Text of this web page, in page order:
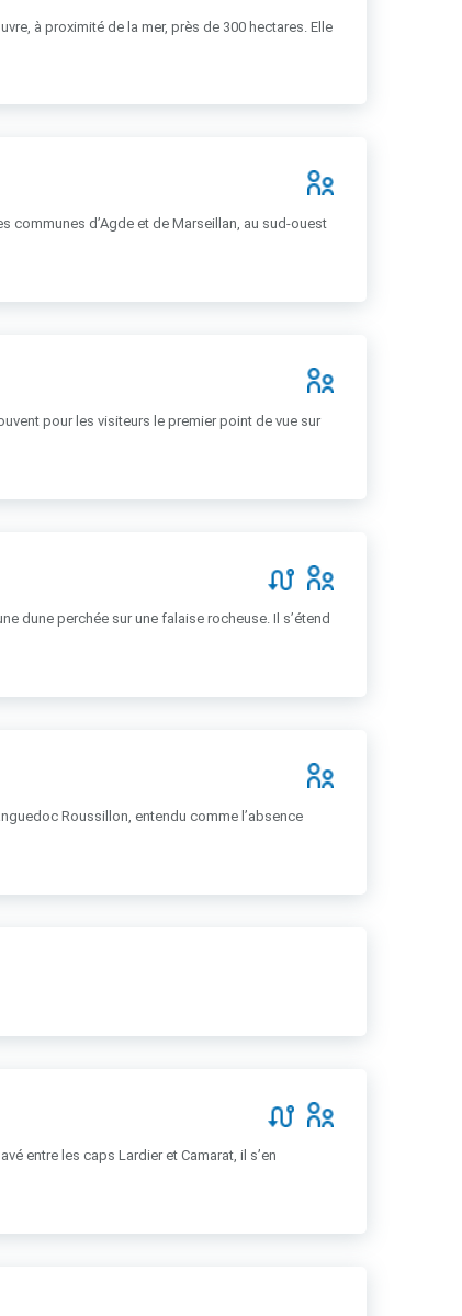
à proximité de la mer, près de 300 hectares. Elle
communes d’Agde et de Marseillan, au sud-ouest
pour les visiteurs le premier point de vue sur
dune perchée sur une falaise rocheuse. Il s’étend
Roussillon, entendu comme l’absence
entre les caps Lardier et Camarat, il s’en